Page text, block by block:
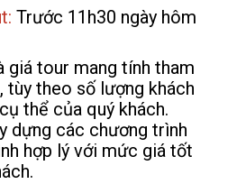
Trước 11h30 ngày hôm
giá tour mang tính tham
tùy theo số lượng khách
thể của quý khách.
dựng các chương trình
hợp lý với mức giá tốt